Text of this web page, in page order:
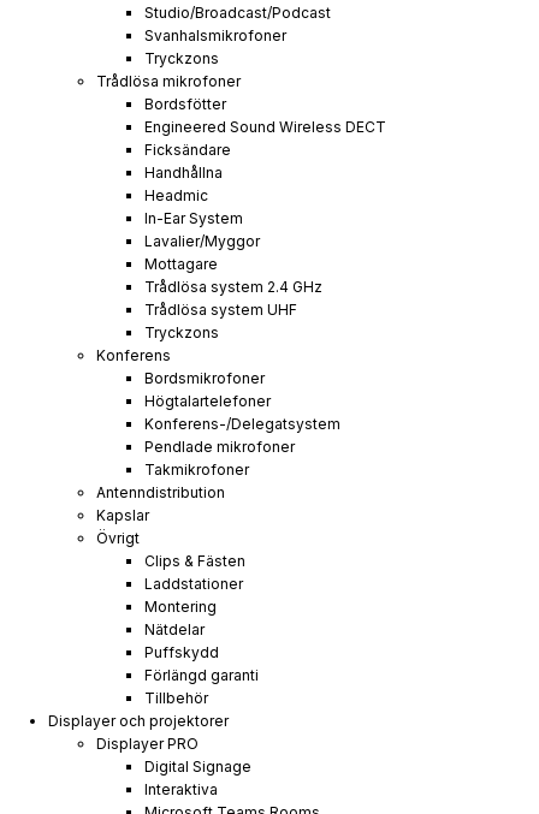
Studio/Broadcast/Podcast
Svanhalsmikrofoner
Tryckzons
Trådlösa mikrofoner
Bordsfötter
Engineered Sound Wireless DECT
Ficksändare
Handhållna
Headmic
In-Ear System
Lavalier/Myggor
Mottagare
Trådlösa system 2.4 GHz
Trådlösa system UHF
Tryckzons
Konferens
Bordsmikrofoner
Högtalartelefoner
Konferens-/Delegatsystem
Pendlade mikrofoner
Takmikrofoner
Antenndistribution
Kapslar
Övrigt
Clips & Fästen
Laddstationer
Montering
Nätdelar
Puffskydd
Förlängd garanti
Tillbehör
Displayer och projektorer
Displayer PRO
Digital Signage
Interaktiva